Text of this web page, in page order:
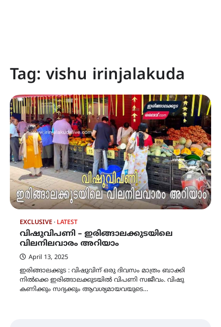
Tag: vishu irinjalakuda
EXCLUSIVE LATEST
വിഷുവിപണി – ഇരിങ്ങാലക്കുടയിലെ
വിലനിലവാരം അറിയാം
April 13, 2025
ഇരിങ്ങാലക്കുട : വിഷുവിന് ഒരു ദിവസം മാത്രം ബാക്കി
നിൽക്കെ ഇരിങ്ങാലക്കുടയിൽ വിപണി സജീവം. വിഷു
കണിക്കും സദ്യക്കും ആവശ്യമായവയുടെ…